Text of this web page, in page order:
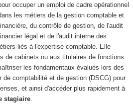
occuper un emploi de cadre opérationnel
les métiers de la gestion comptable et
du contrôle de gestion, de l'audit
légal et de l'audit interne des
liés à l'expertise comptable. Elle
de cabinets ou aux titulaires de fonctions
les fondamentaux évalués lors des
de comptabilité et de gestion (DSCG) pour
et ainsi d'accéder plus rapidement à
stagiaire.